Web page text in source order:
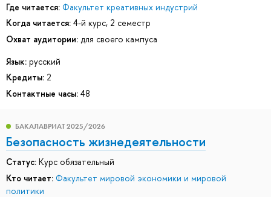
Где читается: Факультет креативных индустрий
Когда читается: 4-й курс, 2 семестр
Охват аудитории: для своего кампуса
Язык: русский
Кредиты: 2
Контактные часы: 48
БАКАЛАВРИАТ 2025/2026
Безопасность жизнедеятельности
Статус: Курс обязательный
Кто читает: Факультет мировой экономики и мировой
политики